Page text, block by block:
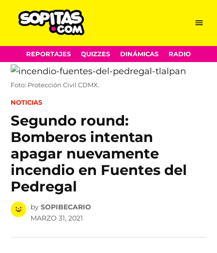
Skip
to
content
Menu
REPORTAJES QUIZZES DINÁMICAS RADIO
Foto: Protección Civil CDMX.
POSTED
NOTICIAS
Segundo round:
Bomberos intentan
apagar nuevamente
incendio en Fuentes del
Pedregal
by SOPIBECARIO
MARZO 31, 2021